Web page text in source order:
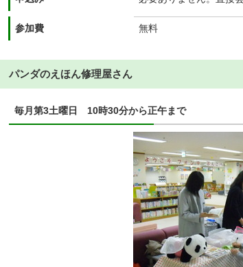
参加費 無料
パンダのえほん修理屋さん
毎月第3土曜日 10時30分から正午まで